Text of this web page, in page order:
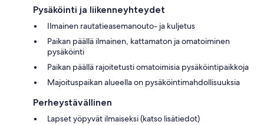
Pysäköinti ja liikenneyhteydet
Ilmainen rautatieasemanouto- ja kuljetus
Paikan päällä ilmainen, kattamaton ja omatoiminen
pysäköinti
Paikan päällä rajoitetusti omatoimisia pysäköintipaikkoja
Majoituspaikan alueella on pysäköintimahdollisuuksia
Perheystävällinen
Lapset yöpyvät ilmaiseksi (katso lisätiedot)